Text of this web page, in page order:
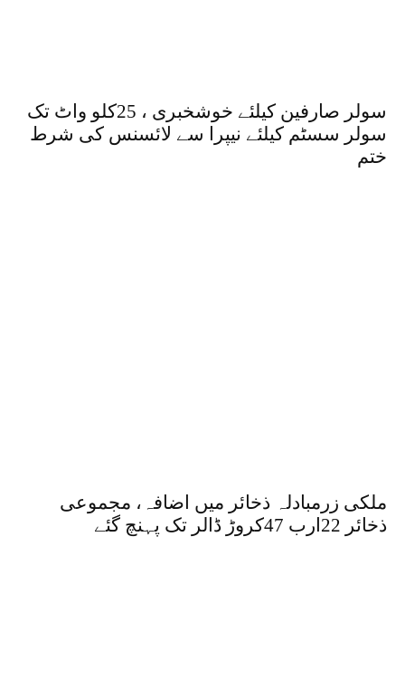
سولر صارفین کیلئے خوشخبری ، 25کلو واٹ تک
سولر سسٹم کیلئے نیپرا سے لائسنس کی شرط
ختم
ملکی زرمبادلہ ذخائر میں اضافہ، مجموعی
ذخائر 22ارب 47کروڑ ڈالر تک پہنچ گئے